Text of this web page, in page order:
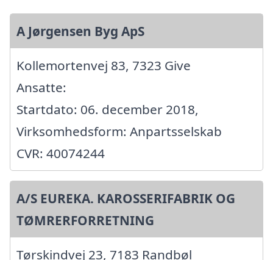
A Jørgensen Byg ApS
Kollemortenvej 83, 7323 Give
Ansatte:
Startdato: 06. december 2018,
Virksomhedsform: Anpartsselskab
CVR: 40074244
A/S EUREKA. KAROSSERIFABRIK OG
TØMRERFORRETNING
Tørskindvej 23, 7183 Randbøl